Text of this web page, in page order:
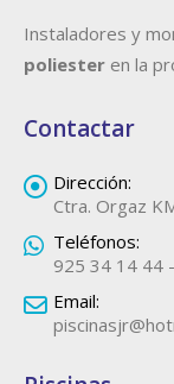
Instaladores y
poliester en la
Contactar
Dirección:
Ctra. Orgaz
Teléfonos:
925 34 14 44
Email: